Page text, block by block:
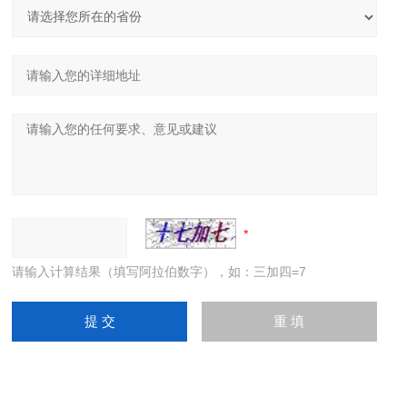
请输入计算结果（填写阿拉伯数字），如：三加四=7